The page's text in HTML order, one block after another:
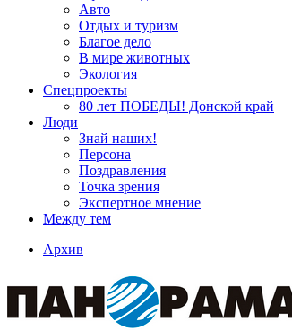
Авто
Отдых и туризм
Благое дело
В мире животных
Экология
Спецпроекты
80 лет ПОБЕДЫ! Донской край
Люди
Знай наших!
Персона
Поздравления
Точка зрения
Экспертное мнение
Между тем
Архив